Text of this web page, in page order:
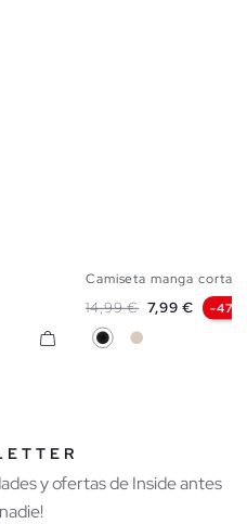
XS
Camiseta manga corta
Precio base
14,99 € Precio
7,99 € -47%
NegroBlanco Roto
y ofertas de Inside antes